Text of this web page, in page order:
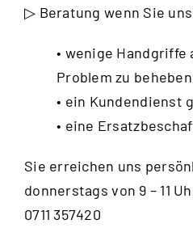
▷ Beratung wenn Sie
• wenige Handgriffe
Problem zu beheben
• ein Kundendienst
• eine
Sie erreichen uns
donnerstags von 9 – 11
0711 357420